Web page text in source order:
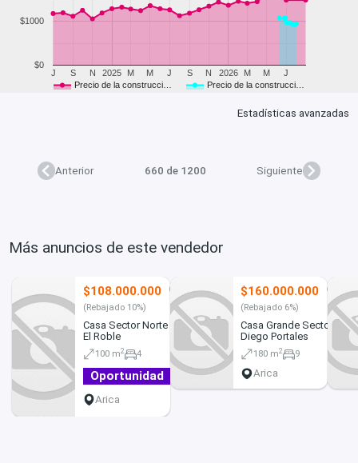
Precio de la construcci… Precio de la construcci…
2025 2026
J S N M M J S N M M J
$0
$1000
Estadísticas avanzadas
Anterior 660 de 1200 Siguiente
Más anuncios de este vendedor
$108.000.000 8
(Rebajado 10%)
Casa Sector Norte Calle
El Roble
100 m2 4
Oportunidad
Arica
$160.000.000 2
(Rebajado 6%)
Casa Grande Sector
Diego Portales
180 m2 9
Arica